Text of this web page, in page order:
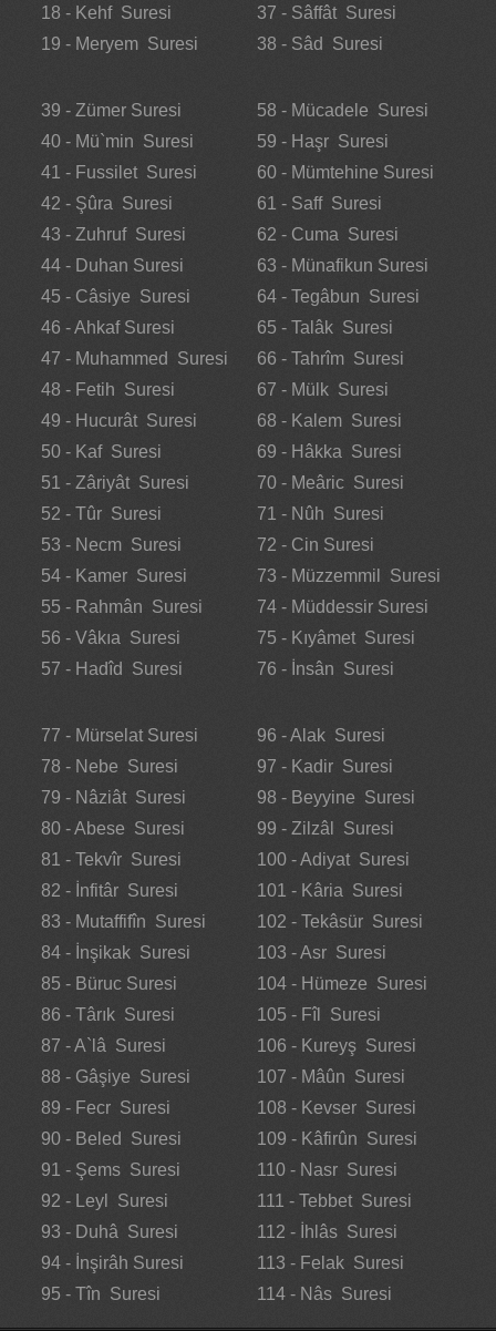
18 - Kehf Suresi
19 - Meryem Suresi
37 - Sâffât Suresi
38 - Sâd Suresi
39 - Zümer Suresi
40 - Mü`min Suresi
41 - Fussilet Suresi
42 - Şûra Suresi
43 - Zuhruf Suresi
44 - Duhan Suresi
45 - Câsiye Suresi
46 - Ahkaf Suresi
47 - Muhammed Suresi
48 - Fetih Suresi
49 - Hucurât Suresi
50 - Kaf Suresi
51 - Zâriyât Suresi
52 - Tûr Suresi
53 - Necm Suresi
54 - Kamer Suresi
55 - Rahmân Suresi
56 - Vâkıa Suresi
57 - Hadîd Suresi
58 - Mücadele Suresi
59 - Haşr Suresi
60 - Mümtehine Suresi
61 - Saff Suresi
62 - Cuma Suresi
63 - Münafikun Suresi
64 - Tegâbun Suresi
65 - Talâk Suresi
66 - Tahrîm Suresi
67 - Mülk Suresi
68 - Kalem Suresi
69 - Hâkka Suresi
70 - Meâric Suresi
71 - Nûh Suresi
72 - Cin Suresi
73 - Müzzemmil Suresi
74 - Müddessir Suresi
75 - Kıyâmet Suresi
76 - İnsân Suresi
77 - Mürselat Suresi
78 - Nebe Suresi
79 - Nâziât Suresi
80 - Abese Suresi
81 - Tekvîr Suresi
82 - İnfitâr Suresi
83 - Mutaffifîn Suresi
84 - İnşikak Suresi
85 - Büruc Suresi
86 - Târık Suresi
87 - A`lâ Suresi
88 - Gâşiye Suresi
89 - Fecr Suresi
90 - Beled Suresi
91 - Şems Suresi
92 - Leyl Suresi
93 - Duhâ Suresi
94 - İnşirâh Suresi
95 - Tîn Suresi
96 - Alak Suresi
97 - Kadir Suresi
98 - Beyyine Suresi
99 - Zilzâl Suresi
100 - Adiyat Suresi
101 - Kâria Suresi
102 - Tekâsür Suresi
103 - Asr Suresi
104 - Hümeze Suresi
105 - Fîl Suresi
106 - Kureyş Suresi
107 - Mâûn Suresi
108 - Kevser Suresi
109 - Kâfirûn Suresi
110 - Nasr Suresi
111 - Tebbet Suresi
112 - İhlâs Suresi
113 - Felak Suresi
114 - Nâs Suresi